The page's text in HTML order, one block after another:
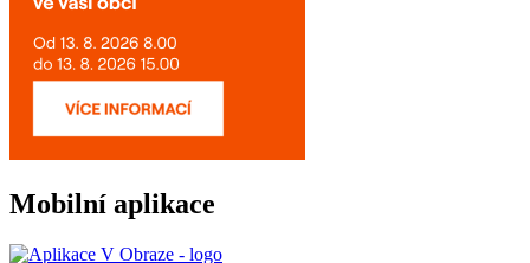
Mobilní aplikace